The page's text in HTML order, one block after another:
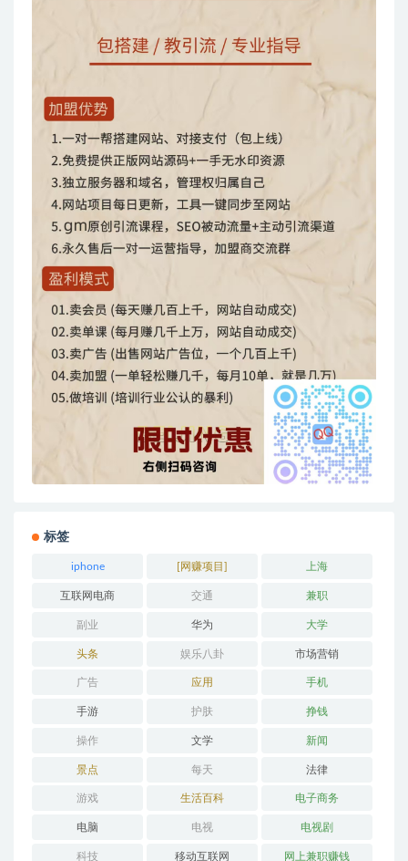
标签
iphone [网赚项目] 上海
互联网电商 交通 兼职
副业 华为 大学
头条 娱乐八卦 市场营销
广告 应用 手机
手游 护肤 挣钱
操作 文学 新闻
景点 每天 法律
游戏 生活百科 电子商务
电脑 电视 电视剧
科技 移动互联网 网上兼职赚钱